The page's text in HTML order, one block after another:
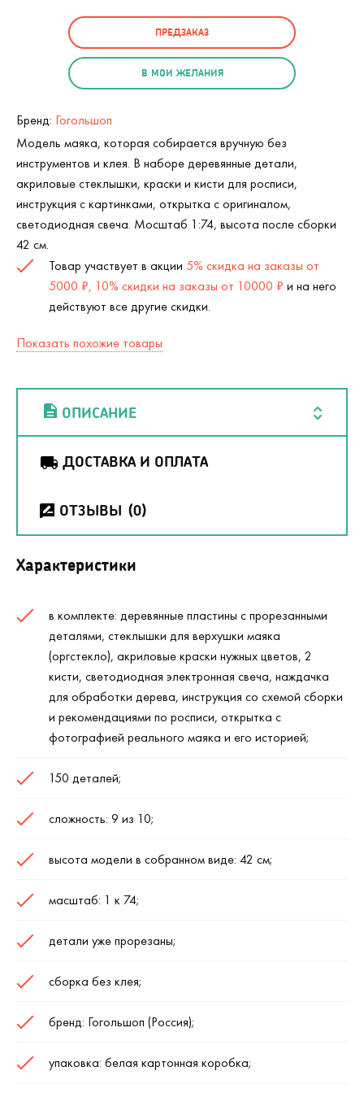
ПРЕДЗАКАЗ
В МОИ ЖЕЛАНИЯ
Бренд: Гогольшоп
Модель маяка, которая собирается вручную без
инструментов и клея. В наборе деревянные детали,
акриловые стеклышки, краски и кисти для росписи,
инструкция с картинками, открытка с оригиналом,
светодиодная свеча. Мосштаб 1:74, высота после сборки
42 см.
Товар участвует в акции 5% скидка на заказы от
5000 ₽, 10% скидки на заказы от 10000 ₽ и на него
действуют все другие скидки.
Показать похожие товары
ОПИСАНИЕ
ДОСТАВКА И ОПЛАТА
ОТЗЫВЫ (0)
Характеристики
в комплекте: деревянные пластины с прорезанными
деталями, стеклышки для верхушки маяка
(оргстекло), акриловые краски нужных цветов, 2
кисти, светодиодная электронная свеча, наждачка
для обработки дерева, инструкция со схемой сборки
и рекомендациями по росписи, открытка с
фотографией реального маяка и его историей;
150 деталей;
сложность: 9 из 10;
высота модели в собранном виде: 42 см;
масштаб: 1 к 74;
детали уже прорезаны;
сборка без клея;
бренд: Гогольшоп (Россия);
упаковка: белая картонная коробка;